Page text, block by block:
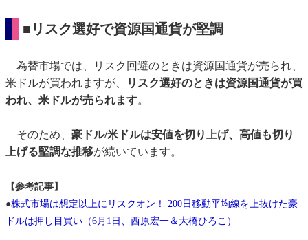
■リスク選好で資源国通貨が堅調
為替市場では、リスク回避のときは資源国通貨が売られ、
米ドルが買われますが、
リスク選好のときは資源国通貨が買
われ、米ドルが売られます。
そのため、 豪ドル/米ドルは安値を切り上げ、高値も切り
上げる堅調な推移が続いています。
【参考記事】
●株式市場は想定以上にリスクオン！ 200日移動平均線を上抜けた豪
ドルは押し目買い（6月1日、西原宏一＆大橋ひろこ）